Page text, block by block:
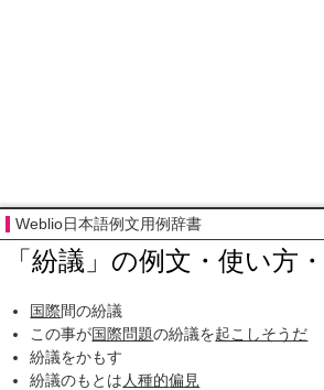
Weblio日本語例文用例辞書
「紛議」の例文・使い方
国際間の紛議
この事が国際問題の紛議を起こしそうだ
紛議をかもす
紛議のもとは 人種的偏見